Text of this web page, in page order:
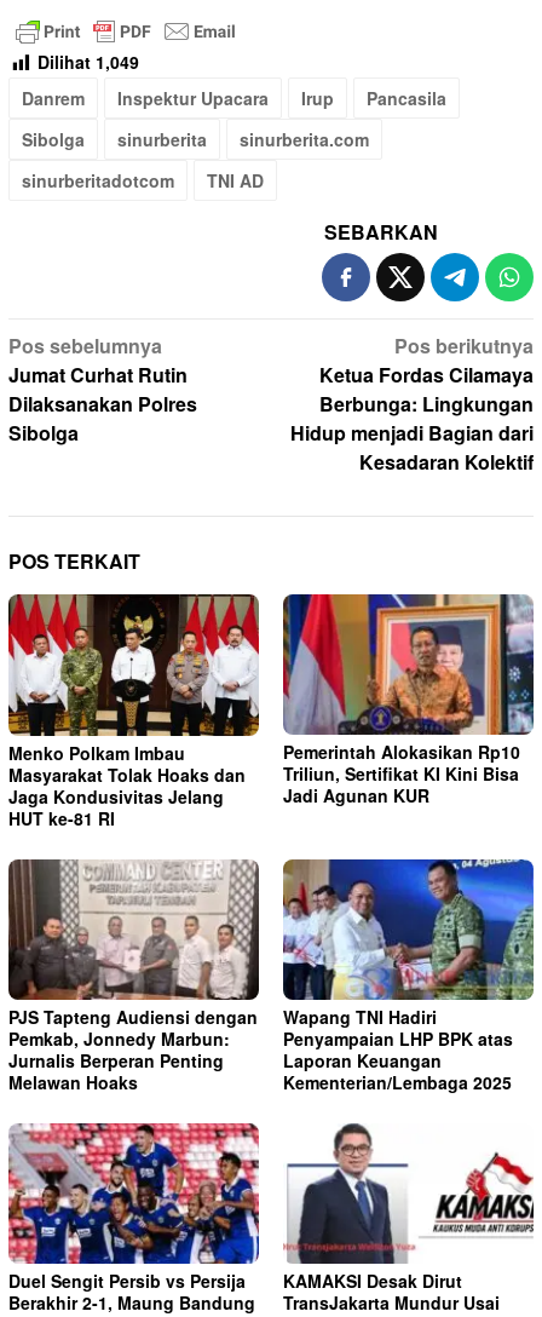
Dilihat 1,049
Danrem
Inspektur Upacara Irup
Pancasila
Sibolga
sinurberita
sinurberita.com
sinurberitadotcom
TNI AD
SEBARKAN
Navigasi
pos
Pos sebelumnya
Jumat Curhat Rutin
Dilaksanakan Polres
Sibolga
Pos berikutnya
Ketua Fordas Cilamaya
Berbunga: Lingkungan
Hidup menjadi Bagian dari
Kesadaran Kolektif
POS TERKAIT
Menko Polkam Imbau
Masyarakat Tolak Hoaks dan
Jaga Kondusivitas Jelang
HUT ke-81 RI
Pemerintah Alokasikan Rp10
Triliun, Sertifikat KI Kini Bisa
Jadi Agunan KUR
PJS Tapteng Audiensi dengan
Pemkab, Jonnedy Marbun:
Jurnalis Berperan Penting
Melawan Hoaks
Wapang TNI Hadiri
Penyampaian LHP BPK atas
Laporan Keuangan
Kementerian/Lembaga 2025
Duel Sengit Persib vs Persija
Berakhir 2-1, Maung Bandung
KAMAKSI Desak Dirut
TransJakarta Mundur Usai